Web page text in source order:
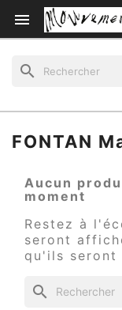

search
FONTAN
Aucun
moment
Restez à
seront
qu'ils seront
search